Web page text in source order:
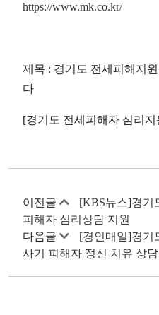
https://www.mk.co.kr/
제목 : 경기도 전세피해지
다
[경기도 전세피해자 심리
이전글
[KBS뉴스]경기
피해자 심리상담 지원
다음글
[경인매일]경기
사기 피해자 정신 치유 상담